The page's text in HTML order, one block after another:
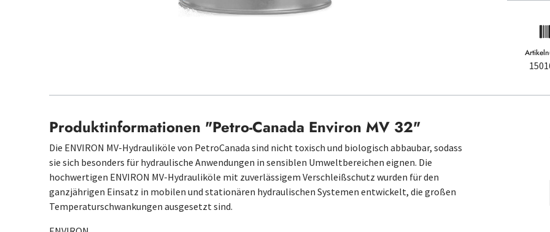
Produktinformationen "Petro-Canada Environ MV 32"
Die ENVIRON MV-Hydrauliköle von PetroCanada sind nicht toxisch und biologisch abbaubar, sodass
sie sich besonders für hydraulische Anwendungen in sensiblen Umweltbereichen eignen. Die
hochwertigen ENVIRON MV-Hydrauliköle mit zuverlässigem Verschleißschutz wurden für den
ganzjährigen Einsatz in mobilen und stationären hydraulischen Systemen entwickelt, die großen
Temperaturschwankungen ausgesetzt sind.